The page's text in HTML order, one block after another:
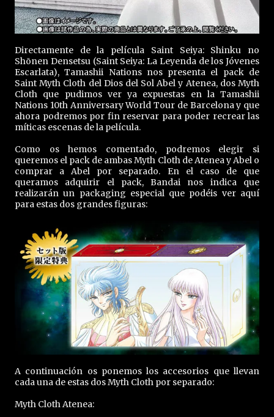
Directamente de la película Saint Seiya: Shinku no
Shōnen Densetsu (Saint Seiya: La Leyenda de los Jóvenes
Escarlata), Tamashii Nations nos presenta el pack de
Saint Myth Cloth del Dios del Sol Abel y Atenea, dos Myth
Cloth que pudimos ver ya expuestas en la Tamashii
Nations 10th Anniversary World Tour de Barcelona y que
ahora podremos por fin reservar para poder recrear las
míticas escenas de la película.
Como os hemos comentado, podremos elegir si
queremos el pack de ambas Myth Cloth de Atenea y Abel o
comprar a Abel por separado. En el caso de que
queramos adquirir el pack, Bandai nos indica que
realizarán un packaging especial que podéis ver aquí
para estas dos grandes figuras:
A continuación os ponemos los accesorios que llevan
cada una de estas dos Myth Cloth por separado:
Myth Cloth Atenea: